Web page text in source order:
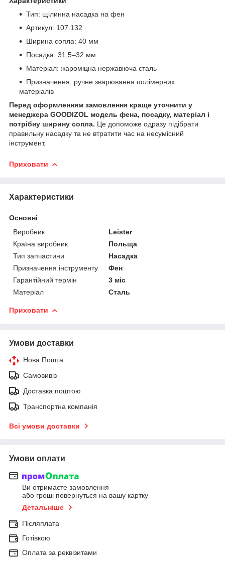
Тип: щілинна насадка на фен
Артикул: 107.132
Ширина сопла: 40 мм
Посадка: 31,5–32 мм
Матеріал: жароміцна нержавіюча сталь
Призначення: ручне зварювання полімерних
матеріалів
Перед оформленням замовлення краще уточнити у
менеджера GOODIZOL модель фена, посадку, матеріал і
потрібну ширину сопла. Це допоможе одразу підібрати
правильну насадку та не втратити час на несумісний
інструмент.
Приховати
Характеристики
Основні
Виробник
Leister
Країна виробник
Польща
Тип запчастини
Насадка
Призначення інструменту
Фен
Гарантійний термін
3 міс
Матеріал
Сталь
Приховати
Умови доставки
Нова Пошта
Самовивіз
Доставка поштою
Транспортна компанія
Всі умови доставки
Умови оплати
Ви отримаєте замовлення
або гроші повернуться на вашу картку
Детальніше
Післяплата
Готівкою
Оплата за реквізитами